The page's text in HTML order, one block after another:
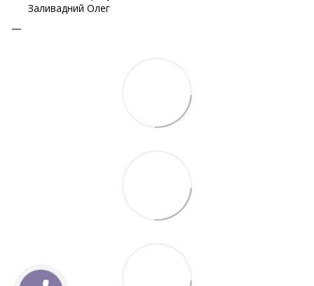
Заливадний Олег